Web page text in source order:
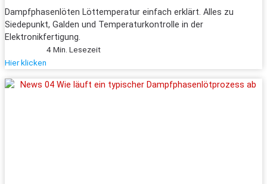
Dampf­phasen­löten Löttemperatur einfach erklärt. Alles zu
Siedepunkt, Galden und Temperaturkontrolle in der
Elektronikfertigung.
Hier klicken
4 Min. Lesezeit